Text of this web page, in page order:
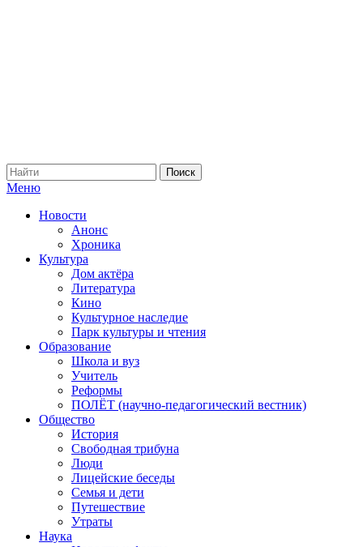
Меню
Новости
Анонс
Хроника
Культура
Дом актёра
Литература
Кино
Культурное наследие
Парк культуры и чтения
Образование
Школа и вуз
Учитель
Реформы
ПОЛЁТ (научно-педагогический вестник)
Общество
История
Свободная трибуна
Люди
Лицейские беседы
Семья и дети
Путешествие
Утраты
Наука